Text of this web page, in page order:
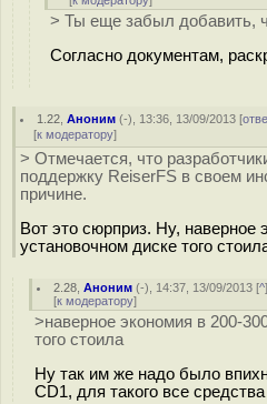
> Ты еще забыл добавить,
Согласно документам,
1.22 ,Аноним (-), 13:36, 13/09/2013 [
[к модератору]
> Отмечается, что
поддержку ReiserFS в своем
причине.
Вот это сюрприз. Ну, наверное
установочном диске того
2.28 ,Аноним (-), 14:37, 13/09/2013 [^
[к модератору]
>наверное экономия в 200-
того стоила
Ну так им же надо было
CD1, для такого все